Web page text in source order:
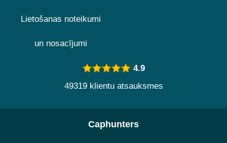
Lietošanas noteikumi
un nosacījumi
4.9
49319 klientu atsauksmes
Caphunters